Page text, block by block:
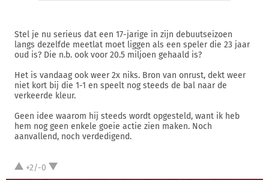
Stel je nu serieus dat een 17-jarige in zijn debuutseizoen
langs dezelfde meetlat moet liggen als een speler die 23 jaar
oud is? Die n.b. ook voor 20.5 miljoen gehaald is?
Het is vandaag ook weer 2x niks. Bron van onrust, dekt weer
niet kort bij die 1-1 en speelt nog steeds de bal naar de
verkeerde kleur.
Geen idee waarom hij steeds wordt opgesteld, want ik heb
hem nog geen enkele goeie actie zien maken. Noch
aanvallend, noch verdedigend.
+2/-0